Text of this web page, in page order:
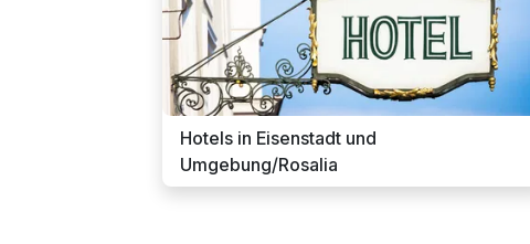
Hotels in Eisenstadt und
Umgebung/Rosalia